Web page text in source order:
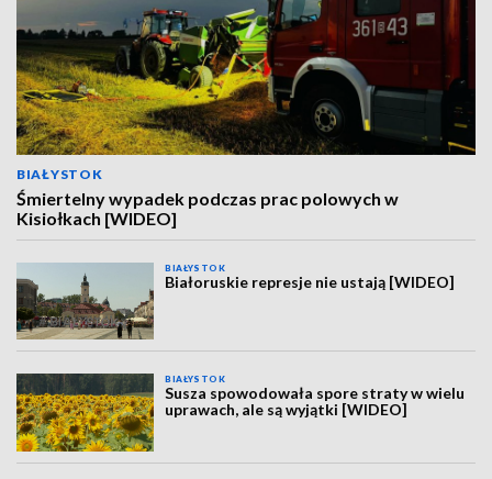
BIAŁYSTOK
Śmiertelny wypadek podczas prac polowych w
Kisiołkach [WIDEO]
BIAŁYSTOK
Białoruskie represje nie ustają [WIDEO]
BIAŁYSTOK
Susza spowodowała spore straty w wielu
uprawach, ale są wyjątki [WIDEO]